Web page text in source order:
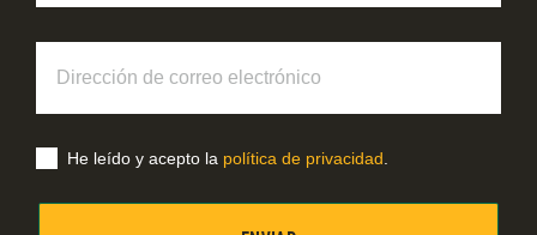
correo
electrónico
He leído y acepto la política de privacidad